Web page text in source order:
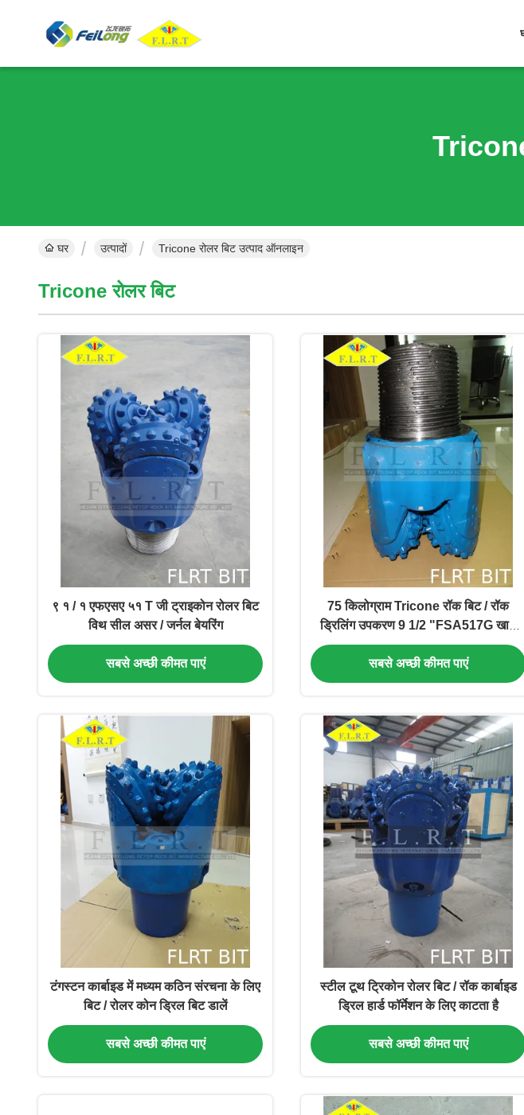
घर उत्पादों Tricone रोलर बिट उत्पाद ऑनलाइन
Tricone रोलर बिट
९ १ / १ एफएसए ५१ T जी ट्राइकोन रोलर बिट
विथ सील असर / जर्नल बेयरिंग
सबसे अच्छी कीमत पाएं
75 किलोग्राम Tricone रॉक बिट / रॉक
ड्रिलिंग उपकरण 9 1/2 "FSA517G खान
ड्रिलिंग के लिए
सबसे अच्छी कीमत पाएं
टंगस्टन कार्बाइड में मध्यम कठिन संरचना के लिए
बिट / रोलर कोन ड्रिल बिट डालें
सबसे अच्छी कीमत पाएं
स्टील टूथ ट्रिकोन रोलर बिट / रॉक कार्बाइड
ड्रिल हार्ड फॉर्मेशन के लिए काटता है
सबसे अच्छी कीमत पाएं